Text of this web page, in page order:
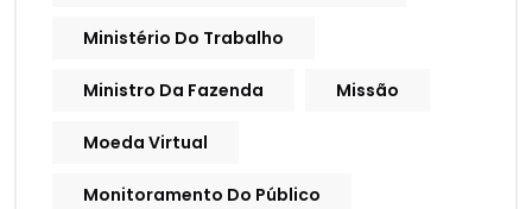
Ministério Do Trabalho
Ministro Da Fazenda Missão
Moeda Virtual
Monitoramento Do Público